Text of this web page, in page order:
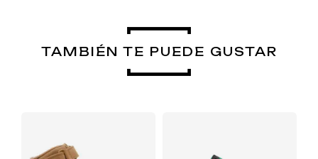
TAMBIÉN TE PUEDE GUSTAR